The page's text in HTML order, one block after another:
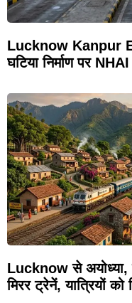
Lucknow Kanpur
घटिया निर्माण पर NHAI
Lucknow से अयोध्या,
मिरर ट्रेनें, यात्रियों को